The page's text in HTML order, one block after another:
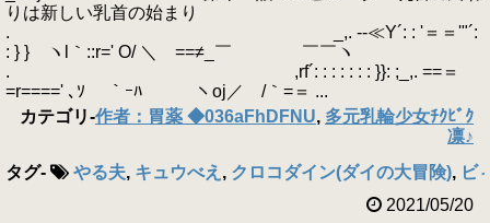
りは新しい乳首の始まり
. _,. --≪Y´: : '＝＝'"´:
: } } ヽl｀::r=' O/ ＼ゝ==≠_￣ ￣￣ヽ
. ,rf´: : : : : : : }}: ;_,. ==＝
=r====' ､ｿ ｀ｰﾊ ヽoj／ /｀=＝ ...
カテゴリ-作者：胃薬 ◆036aFhDFNU, 多元乳輪少女ﾁｸﾋﾞｸ
凛♪
タグ- やる夫, キュウべえ , クロコダイン(ダイの大冒険), ビ
2021/05/20